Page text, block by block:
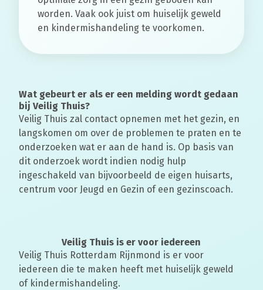
worden. Vaak ook juist om huiselijk geweld
en kindermishandeling te voorkomen.
Wat gebeurt er als er een melding wordt gedaan
bij Veilig Thuis?
Veilig Thuis zal contact opnemen met het gezin, en
langskomen om over de problemen te praten en te
onderzoeken wat er aan de hand is. Op basis van
dit onderzoek wordt indien nodig hulp
ingeschakeld van bijvoorbeeld de eigen huisarts,
centrum voor Jeugd en Gezin of een gezinscoach.
Veilig Thuis is er voor iedereen
Veilig Thuis Rotterdam Rijnmond is er voor
iedereen die te maken heeft met huiselijk geweld
of kindermishandeling.